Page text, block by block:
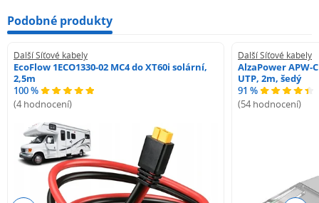
Podobné produkty
Další Síťové kabely
EcoFlow 1ECO1330-02 MC4 do XT60i solární,
2,5m
100 %
(4 hodnocení)
Další Síťové kabely
AlzaPower APW-
UTP, 2m, šedý
91 %
(54 hodnocení)